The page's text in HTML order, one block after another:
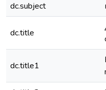
dc.subject
dc.title
dc.title1